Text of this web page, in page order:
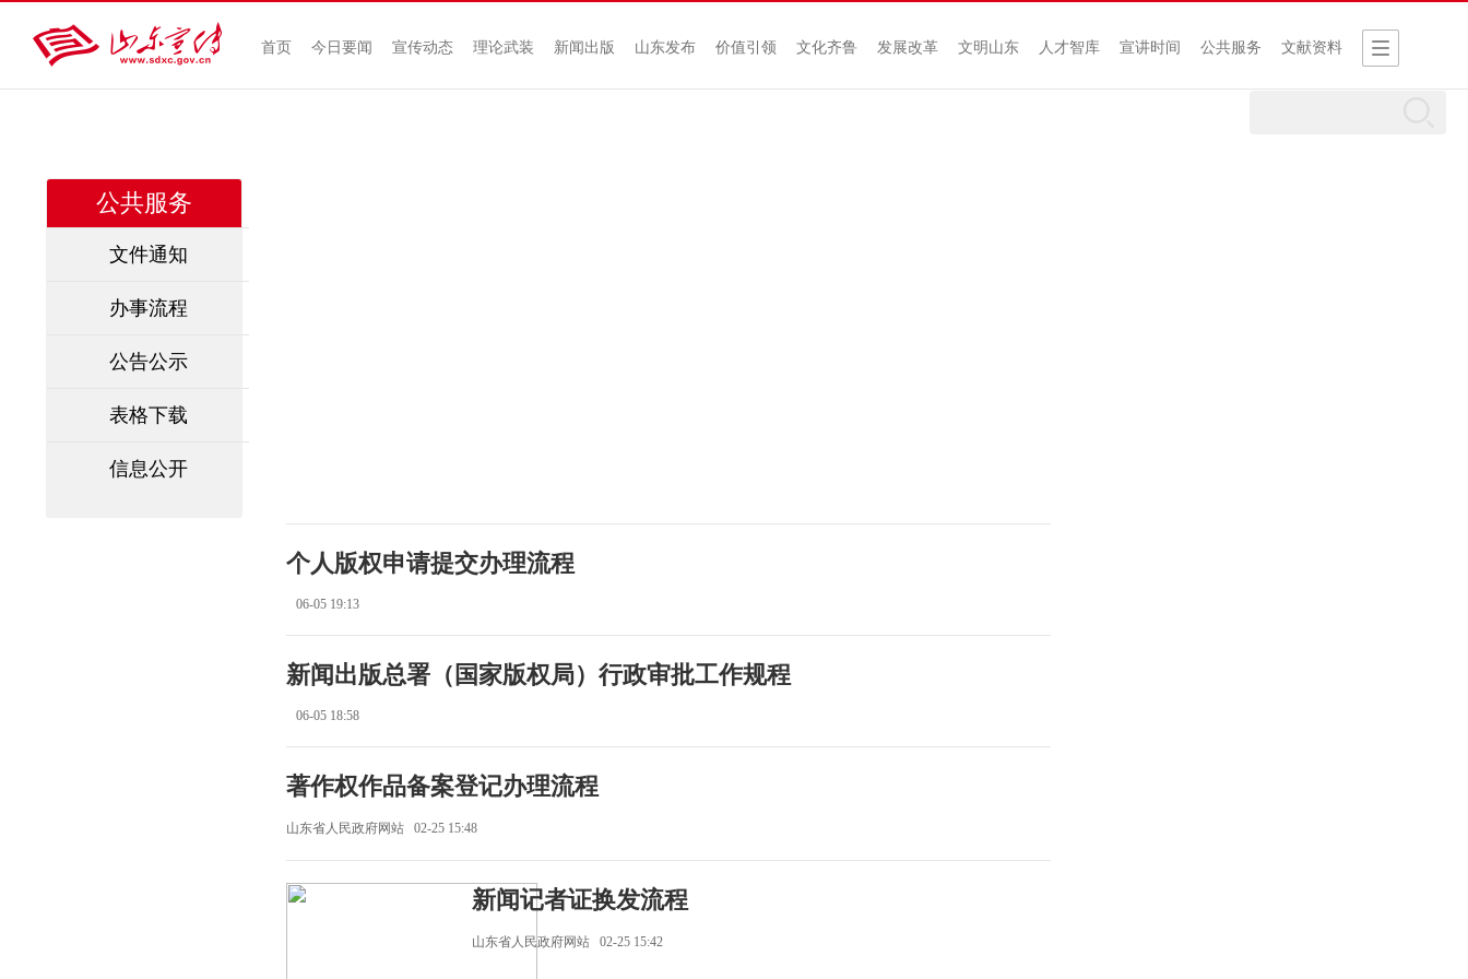
首页 今日要闻 宣传动态 理论武装 新闻出版 山东发布 价值引领 文化齐鲁 发展改革 文明山东 人才智库 宣讲时间 公共服务 文献资料
公共服务
文件通知
办事流程
公告公示
表格下载
信息公开
个人版权申请提交办理流程
06-05 19:13
新闻出版总署（国家版权局）行政审批工作规程
06-05 18:58
著作权作品备案登记办理流程
山东省人民政府网站 02-25 15:48
新闻记者证换发流程
山东省人民政府网站 02-25 15:42